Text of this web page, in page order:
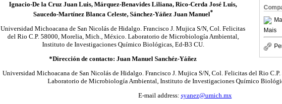
Mais
Ignacio-De la Cruz Juan Luis, Márquez-Benavides Liliana, Rico-Cerda José Luis,
Saucedo-Martínez Blanca Celeste, Sánchez-Yáñez Juan Manuel*
Universidad Michoacana de San Nicolás de Hidalgo. Francisco J. Mujica S/N, Col. Felicitas
del Rio C.P. 58000, Morelia, Mich., México. Laboratorio de Microbiología Ambiental,
Instituto de Investigaciones Químico Biológicas, Ed-B3 CU.
*Dirección de contacto: Juan Manuel Sanchéz-Yáñez
Universidad Michoacana de San Nicolás de Hidalgo. Francisco J. Mujica S/N, Col. Felicitas del Rio
Laboratorio de Microbiología Ambiental, Instituto de Investigaciones Químico
E-mail address: syanez@umich.mx